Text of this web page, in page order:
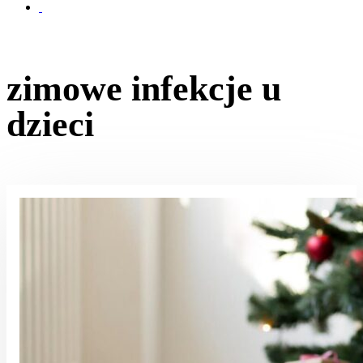
zimowe infekcje u
dzieci